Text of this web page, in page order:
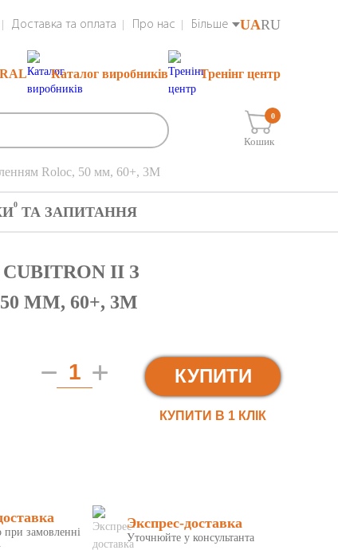
Доставка та оплата Про нас Більше UARU
Каталог виробників Тренінг центр
Кошик
0
Roloc, 50 мм, 60+, 3М
0 ТА ЗАПИТАННЯ
II З
ММ, 60+, 3М
КУПИТИ
КУПИТИ В 1 КЛIК
при замовленні
Экспрес-доставка
Уточнюйте у консультанта